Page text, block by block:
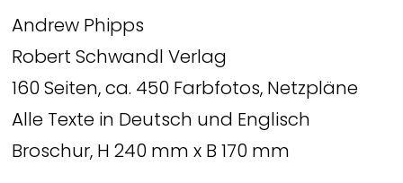
Andrew Phipps
Robert Schwandl Verlag
160 Seiten, ca. 450 Farbfotos, Netzpläne
Alle Texte in Deutsch und Englisch
Broschur, H 240 mm x B 170 mm